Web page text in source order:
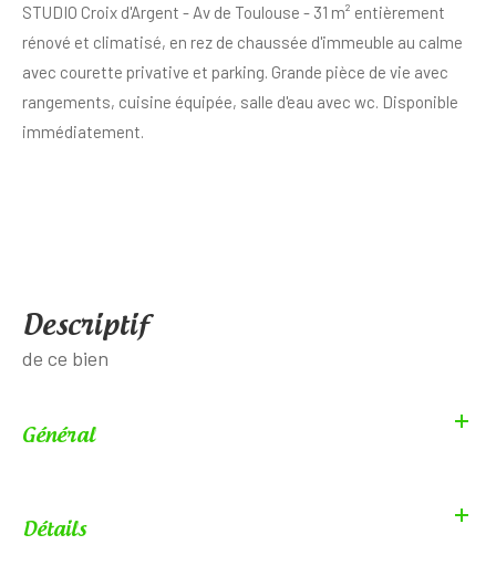
STUDIO Croix d'Argent - Av de Toulouse - 31 m² entièrement
rénové et climatisé, en rez de chaussée d'immeuble au calme
avec courette privative et parking. Grande pièce de vie avec
rangements, cuisine équipée, salle d'eau avec wc. Disponible
immédiatement.
descriptif
de ce bien
Général
Détails